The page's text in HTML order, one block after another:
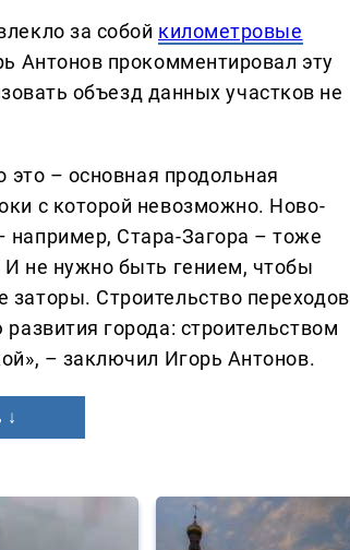
за собой километровые
Антонов прокомментировал эту
объезд данных участков не
это – основная продольная
с которой невозможно. Ново-
Стара-Загора – тоже
не нужно быть гением, чтобы
Строительство переходов
города: строительством
– заключил Игорь Антонов.
↓